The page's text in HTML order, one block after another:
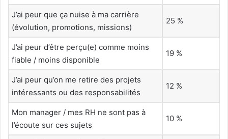
J’ai peur que ça nuise à ma carrière
(évolution, promotions, missions)
25 %
J’ai peur d’être perçu(e) comme moins
fiable / moins disponible
19 %
J’ai peur qu’on me retire des projets
intéressants ou des responsabilités
12 %
Mon manager / mes RH ne sont pas à
l’écoute sur ces sujets
10 %